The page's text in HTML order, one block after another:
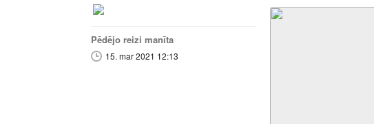
Pēdējo reizi manīta
15. mar 2021 12:13